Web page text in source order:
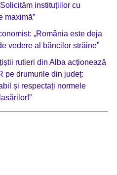
instituțiilor cu
maximă”
„România este deja
vedere al băncilor străine”
rutieri din Alba acționează
pe drumurile din județ:
și respectați normele